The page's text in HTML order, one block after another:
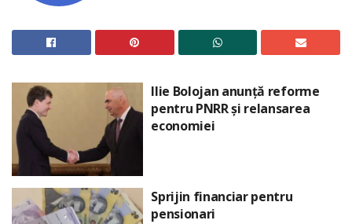
Ilie Bolojan anunță reforme
pentru PNRR și relansarea
economiei
Sprijin financiar pentru
pensionari